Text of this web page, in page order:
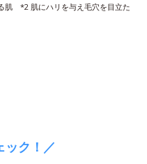
肌 *2 肌にハリを与え毛穴を目立た
ック！／